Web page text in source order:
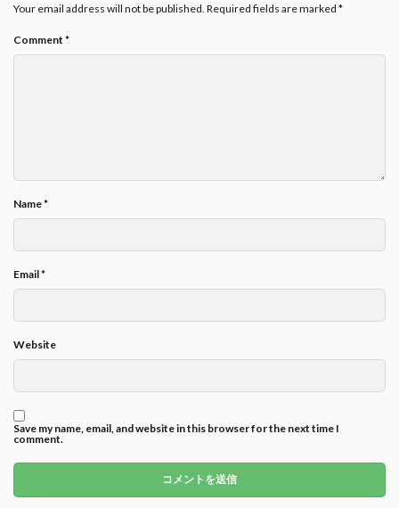
Your email address will not be published. Required fields are marked *
Comment *
Name*
Email*
Website
Save my name, email, and website in this browser for the next time I
comment.